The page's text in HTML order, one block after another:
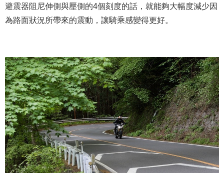
避震器阻尼伸側與壓側的4個刻度的話，就能夠大幅度減少因
為路面狀況所帶來的震動，讓騎乘感變得更好。